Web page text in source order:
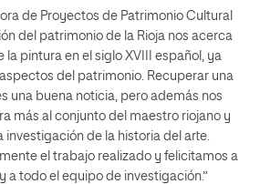
de Proyectos de Patrimonio Cultural
del patrimonio de la Rioja nos acerca
la pintura en el siglo XVIII español, ya
del patrimonio. Recuperar una
una buena noticia, pero además nos
más al conjunto del maestro riojano y
investigación de la historia del arte.
el trabajo realizado y felicitamos a
a todo el equipo de investigación.”